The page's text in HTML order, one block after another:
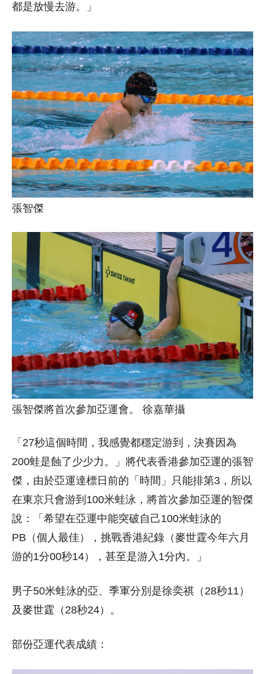
都是放慢去游。」
張智傑
張智傑將首次參加亞運會。 徐嘉華攝
「27秒這個時間，我感覺都穩定游到，決賽因為
200蛙是蝕了少少力。」將代表香港參加亞運的張智
傑，由於亞運達標日前的「時間」只能排第3，所以
在東京只會游到100米蛙泳，將首次參加亞運的智傑
說：「希望在亞運中能突破自己100米蛙泳的
PB（個人最佳），挑戰香港紀錄（麥世霆今年六月
游的1分00秒14），甚至是游入1分內。」
男子50米蛙泳的亞、季軍分別是徐奕祺（28秒11）
及麥世霆（28秒24）。
部份亞運代表成績：